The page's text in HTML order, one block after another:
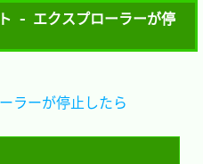
- エクスプローラーが停